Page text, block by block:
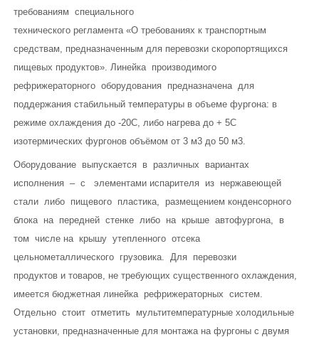
требованиям специального
технического регламента «О требованиях к транспортным
средствам, предназначенным для перевозки скоропортящихся
пищевых продуктов». Линейка производимого
рефрижераторного оборудования предназначена для
поддержания стабильный температуры в объеме фургона: в
режиме охлаждения до -20С, либо нагрева до + 5С
изотермических фургонов объёмом от 3 м3 до 50 м3.
Оборудование выпускается в различных вариантах
исполнения – с элементами испарителя из нержавеющей
стали либо пищевого пластика, размещением конденсорного
блока на передней стенке либо на крыше автофургона, в
том числе на крышу утепленного отсека
цельнометаллического грузовика. Для перевозки
продуктов и товаров, не требующих существенного охлаждения,
имеется бюджетная линейка рефрижераторных систем.
Отдельно стоит отметить мультитемпературные холодильные
установки, предназначенные для монтажа на фургоны с двумя